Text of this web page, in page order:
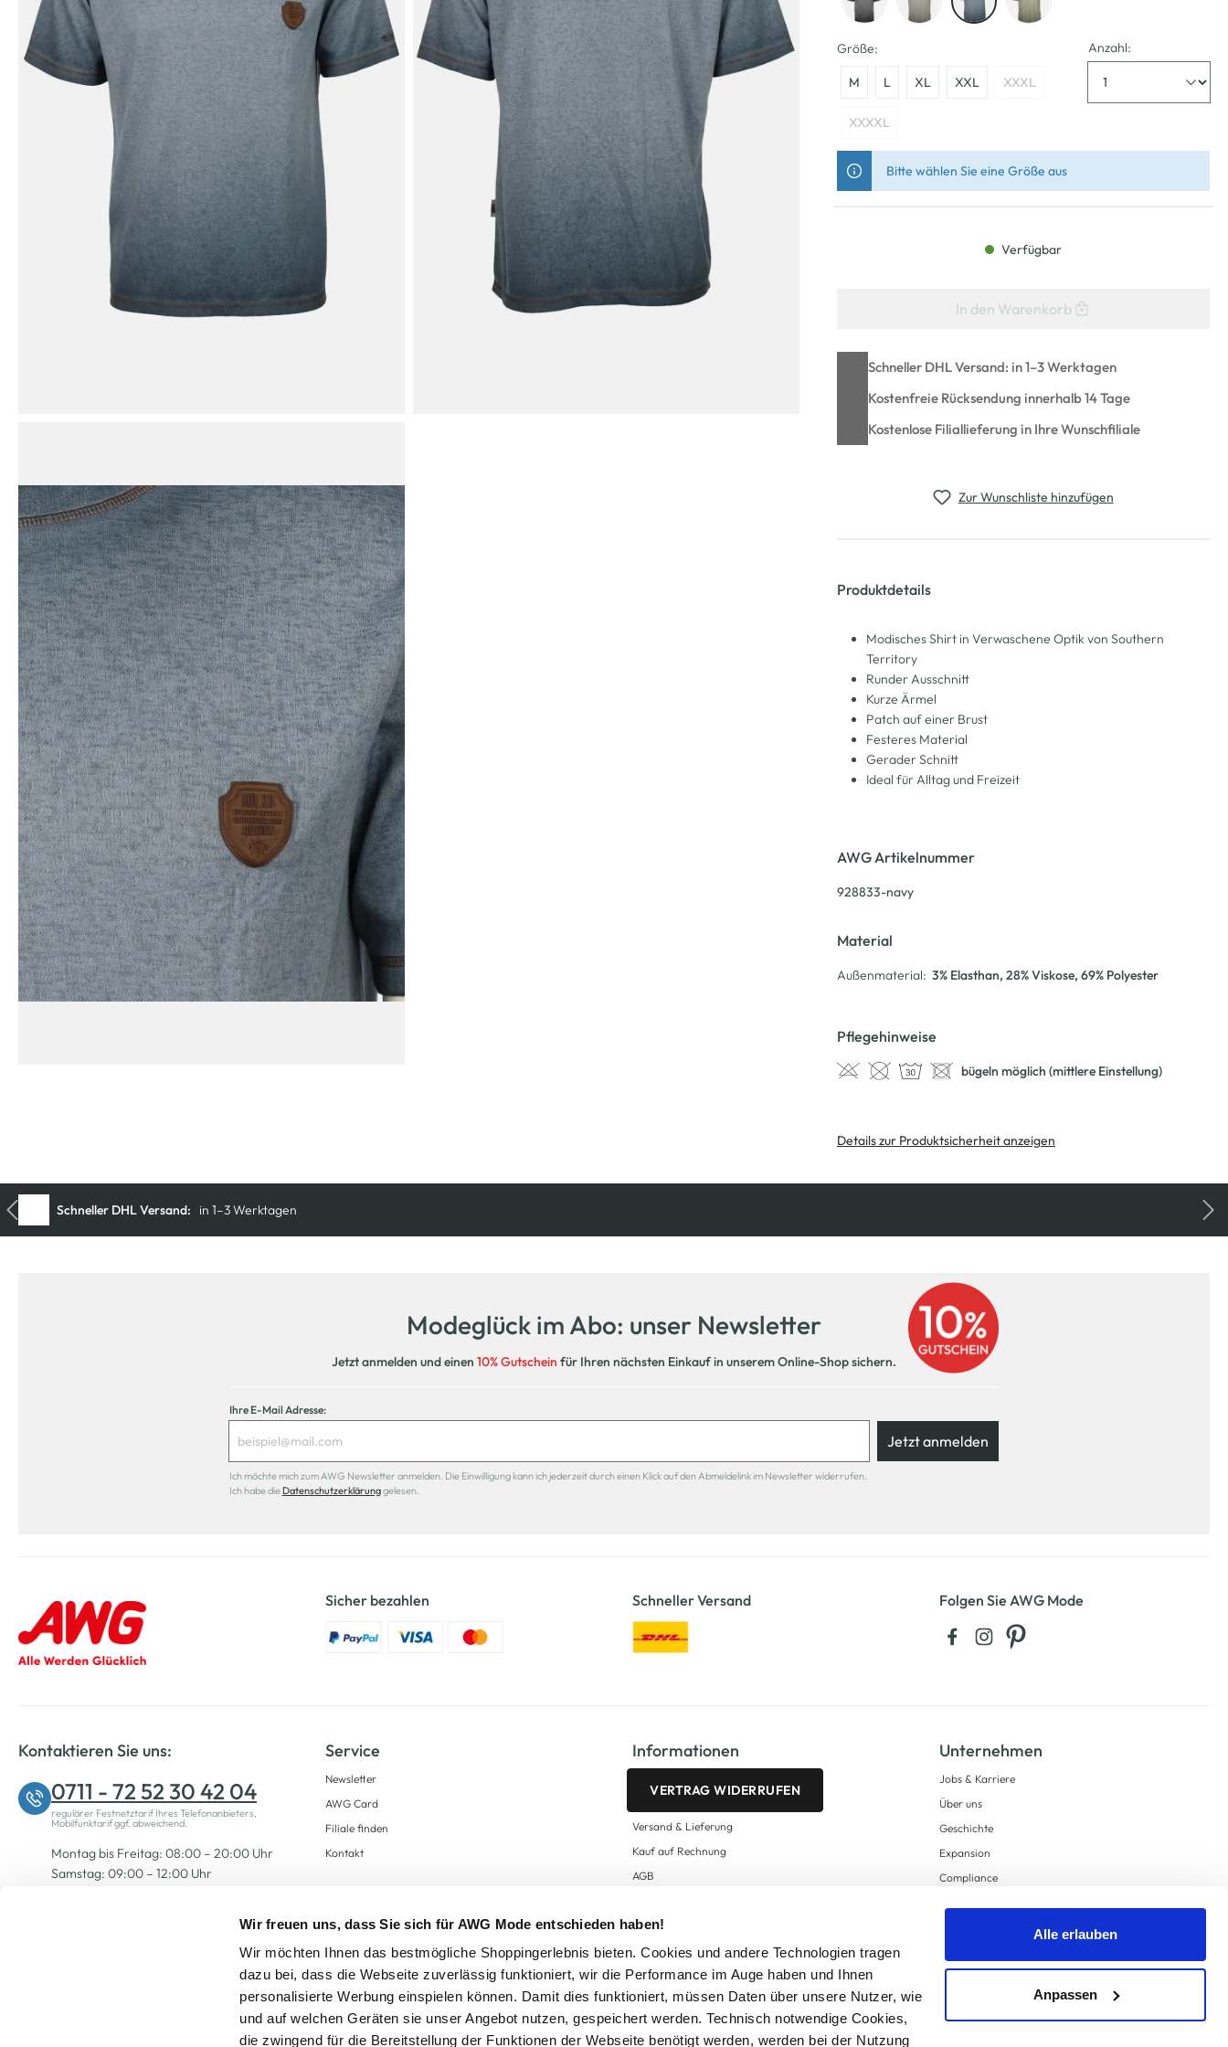
Wir freuen uns, dass Sie sich für AWG Mode entschieden haben!
Wir möchten Ihnen das bestmögliche Shoppingerlebnis bieten. Cookies und andere Technologien tragen
dazu bei, dass die Webseite zuverlässig funktioniert, wir die Performance im Auge haben und Ihnen
personalisierte Werbung einspielen können. Damit dies funktioniert, müssen Daten über unsere Nutzer, wie
und auf welchen Geräten sie unser Angebot nutzen, gespeichert werden. Technisch notwendige Cookies,
die zwingend für die Bereitstellung der Funktionen der Webseite benötigt werden, werden bei der Nutzung
Alle erlauben
Anpassen
Größe:
M L XL XXL XXXL
XXXXL
Anzahl:
Bitte wählen Sie eine Größe aus
Verfügbar
In den Warenkorb
Schneller DHL Versand: in 1–3 Werktagen
Kostenfreie Rücksendung innerhalb 14 Tage
Kostenlose Filiallieferung in Ihre Wunschfiliale
Zur Wunschliste hinzufügen
Produktdetails
Modisches Shirt in Verwaschene Optik von Southern
Territory
Runder Ausschnitt
Kurze Ärmel
Patch auf einer Brust
Festeres Material
Gerader Schnitt
Ideal für Alltag und Freizeit
AWG Artikelnummer
928833-navy
Material
Außenmaterial: 3% Elasthan, 28% Viskose, 69% Polyester
Pflegehinweise
bügeln möglich (mittlere Einstellung)
Details zur Produktsicherheit anzeigen
Modeglück im Abo: unser Newsletter
Jetzt anmelden und einen 10% Gutschein für Ihren nächsten Einkauf in unserem Online-Shop sichern.
Ihre E-Mail Adresse:
Jetzt anmelden
Ich möchte mich zum AWG Newsletter anmelden. Die Einwilligung kann ich jederzeit durch einen Klick auf den Abmeldelink im Newsletter widerrufen.
Ich habe die Datenschutzerklärunggelesen.
Sicher bezahlen Schneller Versand Folgen Sie AWG Mode
Kontaktieren Sie uns:
0711 - 72 52 30 42 04
regulärer Festnetztarif Ihres Telefonanbieters,
Mobilfunktarif ggf. abweichend.
Montag bis Freitag: 08:00 – 20:00 Uhr
Samstag: 09:00 – 12:00 Uhr
Service
Newsletter
AWG Card
Filiale finden
Kontakt
Informationen
VERTRAG WIDERRUFEN
Versand & Lieferung
Kauf auf Rechnung
AGB
Zahlungsarten
Datenschutz
AWG CARD Teilnahmebedingungen
Unternehmen
Jobs & Karriere
Über uns
Geschichte
Expansion
Compliance
Supply Chain Due Diligence